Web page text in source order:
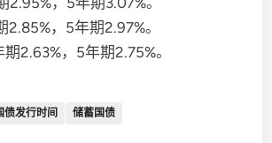
，5年期2.97%。
2.63%，5年期2.75%。
发行时间 储蓄国债